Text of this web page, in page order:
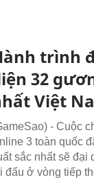
trình
32
Việt
- Cuộc
3 toàn quốc
sắc nhất sẽ đại
đấu ở vòng tiếp